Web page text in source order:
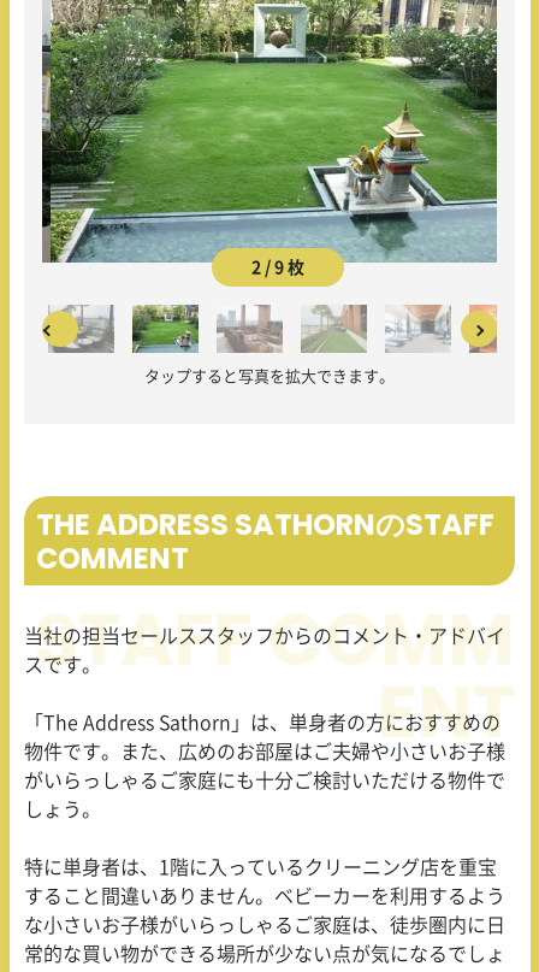
2 / 9 枚
タップすると写真を拡大できます。
THE ADDRESS SATHORNのSTAFF
COMMENT
当社の担当セールススタッフからのコメント・アドバイ
スです。
「The Address Sathorn」は、単身者の方におすすめの
物件です。また、広めのお部屋はご夫婦や小さいお子様
がいらっしゃるご家庭にも十分ご検討いただける物件で
しょう。
特に単身者は、 1 階に入っているクリーニング店を重宝
すること間違いありません。ベビーカーを利用するよう
な小さいお子様がいらっしゃるご家庭は、徒歩圏内に日
常的な買い物ができる場所が少ない点が気になるでしょ